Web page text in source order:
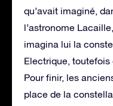
qu’avait imaginé,
l’astronome
imagina lui la
Electrique,
Pour finir, les
place de la